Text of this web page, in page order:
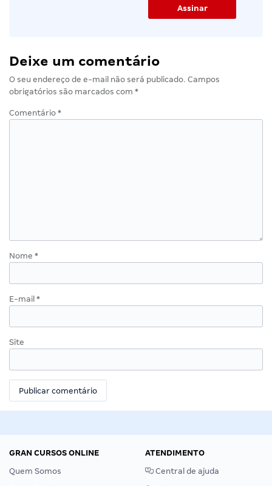
Deixe um comentário
O seu endereço de e-mail não será publicado. Campos
obrigatórios são marcados com *
Comentário *
Nome *
E-mail *
Site
GRAN CURSOS ONLINE
Quem Somos
ATENDIMENTO
Central de ajuda